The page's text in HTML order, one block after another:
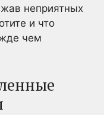
неприятных
и что
чем